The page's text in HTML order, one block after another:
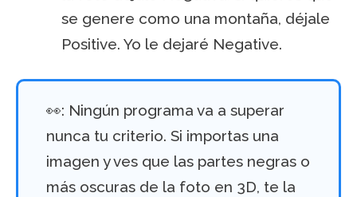
se genere como una montaña, déjale
Positive. Yo le dejaré Negative.
👀: Ningún programa va a superar
nunca tu criterio. Si importas una
imagen y ves que las partes negras o
más oscuras de la foto en 3D, te la